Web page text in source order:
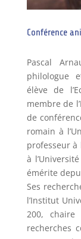
Conférence
Pascal
philologue
élève de
membre de
de
romain à
professeur à
à
émérite
Ses
l’Institut
200, chaire
recherches